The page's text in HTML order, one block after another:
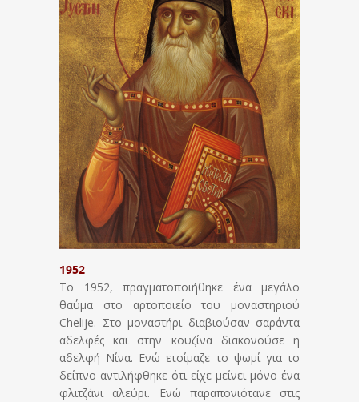
1952
Το 1952, πραγματοποιήθηκε ένα μεγάλο
θαύμα στο αρτοποιείο του μοναστηριού
Chelije. Στο μοναστήρι διαβιούσαν σαράντα
αδελφές και στην κουζίνα διακονούσε η
αδελφή Νίνα. Ενώ ετοίμαζε το ψωμί για το
δείπνο αντιλήφθηκε ότι είχε μείνει μόνο ένα
φλιτζάνι αλεύρι. Ενώ παραπονιότανε στις